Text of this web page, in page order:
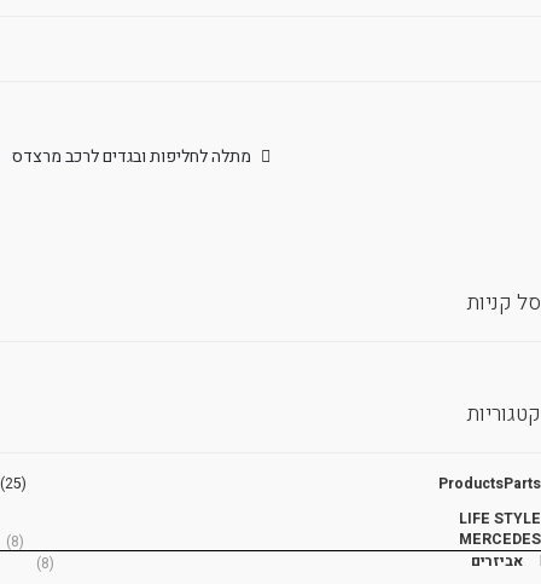
הפוסט
מתלה לחליפות ובגדים לרכב מרצדס
סל קניות
קטגוריות
ProductsParts
(25)
LIFE STYLE
MERCEDES
(8)
אביזרים
(8)